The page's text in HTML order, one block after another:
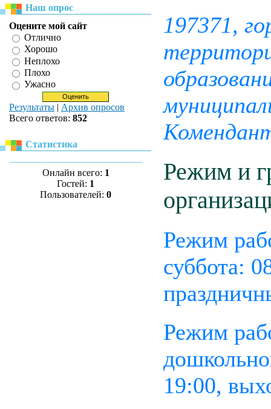
Наш опрос
Оцените мой сайт
Отлично
Хорошо
Неплохо
Плохо
Ужасно
Результаты | Архив опросов
Всего ответов: 852
Статистика
Онлайн всего: 1
Гостей: 1
Пользователей: 0
197371,
Режим и
Режим
суббота:
Режим
19:00,